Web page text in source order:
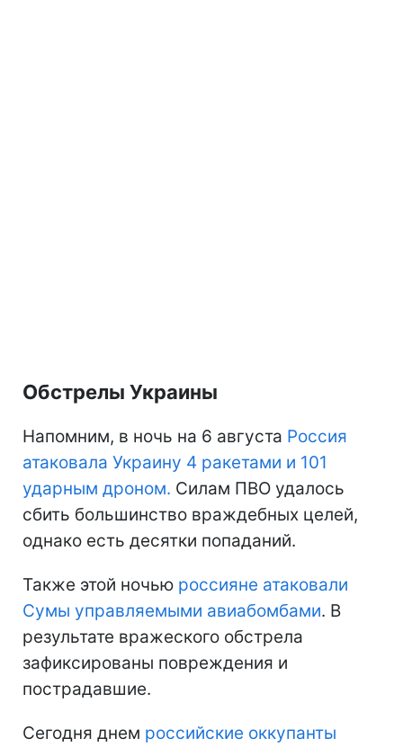
Обстрелы Украины
Напомним, в ночь на 6 августа Россия
атаковала Украину 4 ракетами и 101
ударным дроном. Силам ПВО удалось
сбить большинство враждебных целей,
однако есть десятки попаданий.
Также этой ночью россияне атаковали
Сумы управляемыми авиабомбами. В
результате вражеского обстрела
зафиксированы повреждения и
пострадавшие.
Сегодня днем российские оккупанты